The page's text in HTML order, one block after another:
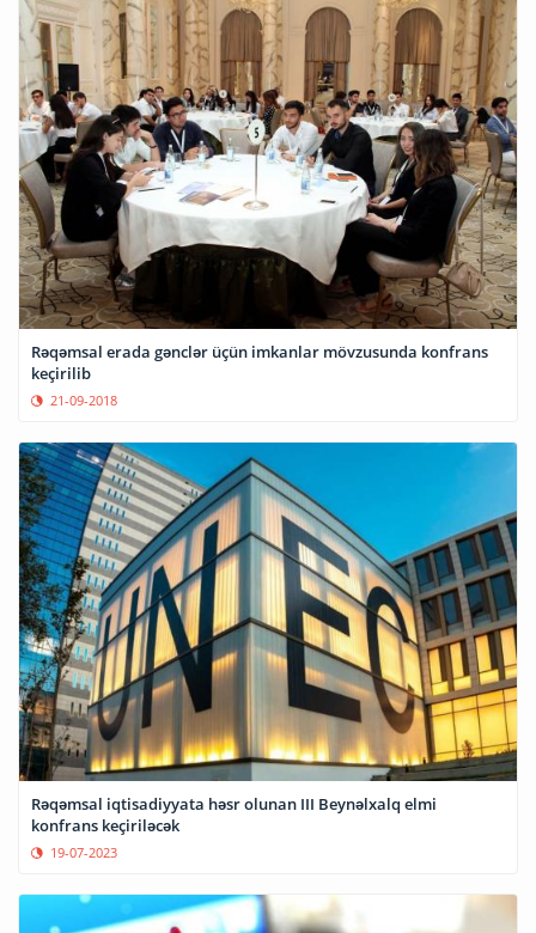
Rəqəmsal erada gənclər üçün imkanlar mövzusunda konfrans
keçirilib
21-09-2018
Rəqəmsal iqtisadiyyata həsr olunan III Beynəlxalq elmi
konfrans keçiriləcək
19-07-2023